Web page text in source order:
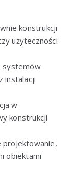
konstrukcji
użyteczności
systemów
instalacji
w
konstrukcji
projektowanie,
obiektami